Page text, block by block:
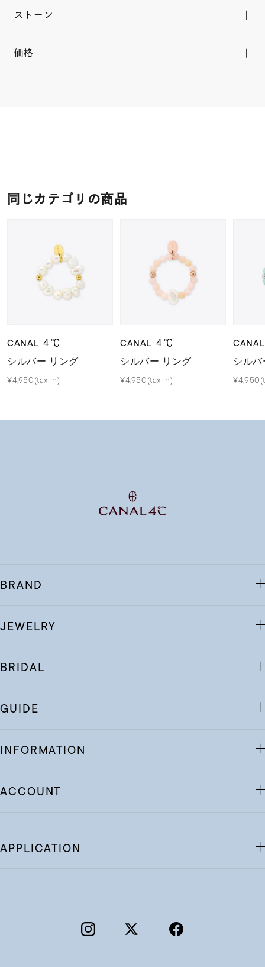
ストーン
価格
同じカテゴリの商品
CANAL ４℃
シルバー リング
¥4,950(tax in)
CANAL ４℃
シルバー リング
¥4,950(tax in)
シル
BRAND
JEWELRY
BRIDAL
GUIDE
INFORMATION
ACCOUNT
APPLICATION